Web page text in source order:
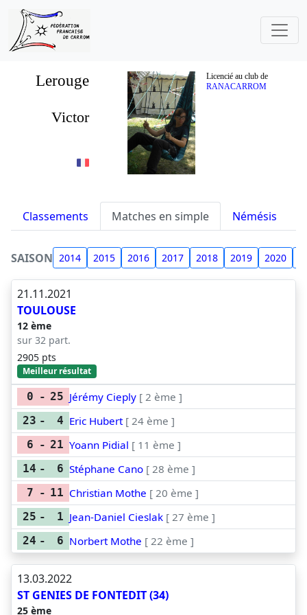
Lerouge
Licencié au club de
RANACARROM
Victor
Classements Matches en simple Némésis
SAISON 2014 2015 2016 2017 2018 2019 2020
21.11.2021
TOULOUSE
12 ème
sur 32 part.
2905 pts
Meilleur résultat
0 - 25 Jérémy Cieply [ 2 ème ]
23 - 4 Eric Hubert [ 24 ème ]
6 - 21 Yoann Pidial [ 11 ème ]
14 - 6 Stéphane Cano [ 28 ème ]
7 - 11 Christian Mothe [ 20 ème ]
25 - 1 Jean-Daniel Cieslak [ 27 ème ]
24 - 6 Norbert Mothe [ 22 ème ]
13.03.2022
ST GENIES DE FONTEDIT (34)
25 ème